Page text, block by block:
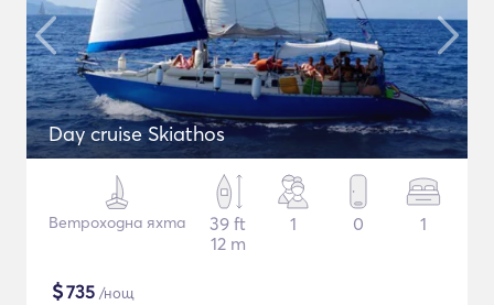
Day cruise Skiathos
Ветроходна яхта
39 ft
12 m
1 0 1
$735 /нощ